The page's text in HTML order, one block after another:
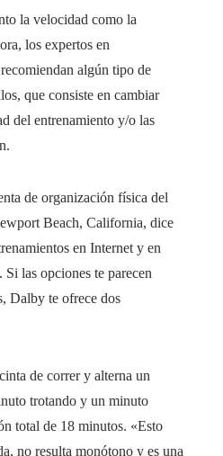
la velocidad como la
los expertos en
algún tipo de
que consiste en cambiar
del entrenamiento y/o las
de organización física del
Beach, California, dice
en Internet y en
las opciones te parecen
Dalby te ofrece dos
de correr y alterna un
trotando y un minuto
total de 18 minutos. «Esto
no resulta monótono y es una